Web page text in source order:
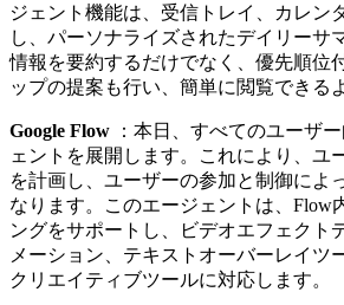
ジェント機能は、受信トレイ、カレン
し、パーソナライズされたデイリーサ
情報を要約するだけでなく、優先順位
ップの提案も行い、簡単に閲覧できる
Google Flow ：本日、すべてのユーザ
ェントを展開します。これにより、ユ
を計画し、ユーザーの参加と制御によ
なります。このエージェントは、Flow
ングをサポートし、ビデオエフェクト
メーション、テキストオーバーレイツ
クリエイティブツールに対応します。